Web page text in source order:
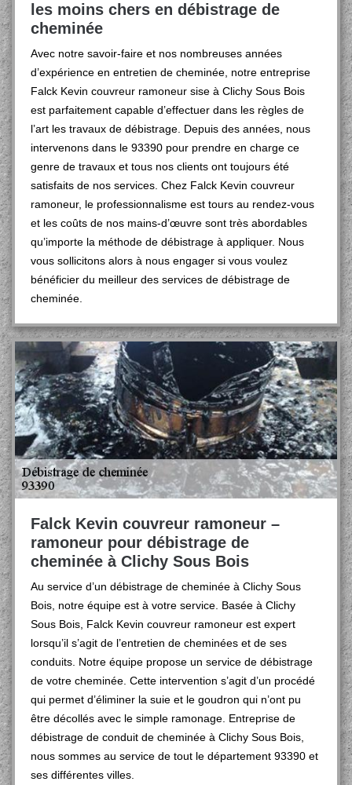
les moins chers en débistrage de
cheminée
Avec notre savoir-faire et nos nombreuses années
d’expérience en entretien de cheminée, notre entreprise
Falck Kevin couvreur ramoneur sise à Clichy Sous Bois
est parfaitement capable d’effectuer dans les règles de
l’art les travaux de débistrage. Depuis des années, nous
intervenons dans le 93390 pour prendre en charge ce
genre de travaux et tous nos clients ont toujours été
satisfaits de nos services. Chez Falck Kevin couvreur
ramoneur, le professionnalisme est tours au rendez-vous
et les coûts de nos mains-d’œuvre sont très abordables
qu’importe la méthode de débistrage à appliquer. Nous
vous sollicitons alors à nous engager si vous voulez
bénéficier du meilleur des services de débistrage de
cheminée.
Falck Kevin couvreur ramoneur –
ramoneur pour débistrage de
cheminée à Clichy Sous Bois
Au service d’un débistrage de cheminée à Clichy Sous
Bois, notre équipe est à votre service. Basée à Clichy
Sous Bois, Falck Kevin couvreur ramoneur est expert
lorsqu’il s’agit de l’entretien de cheminées et de ses
conduits. Notre équipe propose un service de débistrage
de votre cheminée. Cette intervention s’agit d’un procédé
qui permet d’éliminer la suie et le goudron qui n’ont pu
être décollés avec le simple ramonage. Entreprise de
débistrage de conduit de cheminée à Clichy Sous Bois,
nous sommes au service de tout le département 93390 et
ses différentes villes.